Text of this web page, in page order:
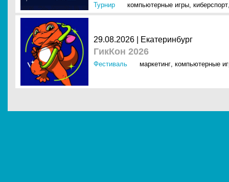
Турнир компьютерные игры, киберспорт
29.08.2026 | Екатеринбург
ГикКон 2026
Фестиваль маркетинг, компьютерные